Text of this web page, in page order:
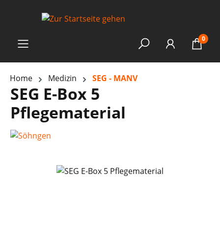
0
Home Medizin SEG - MANV
SEG E-Box 5
Pflegematerial
Bildergalerie überspringen